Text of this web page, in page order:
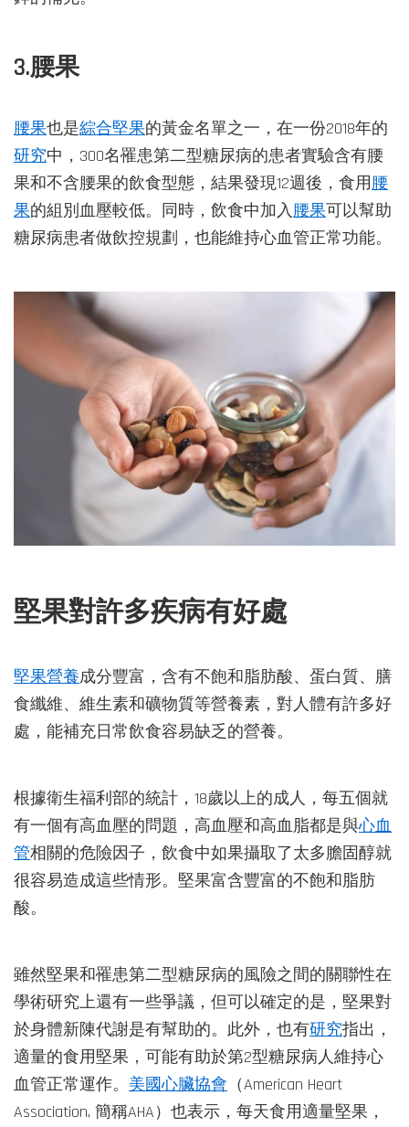
3.腰果
腰果也是綜合堅果的黃金名單之一，在一份2018年的
研究中，300名罹患第二型糖尿病的患者實驗含有腰
果和不含腰果的飲食型態，結果發現12週後，食用腰
果的組別血壓較低。同時，飲食中加入腰果可以幫助
糖尿病患者做飲控規劃，也能維持心血管正常功能。
堅果對許多疾病有好處
堅果營養成分豐富，含有不飽和脂肪酸、蛋白質、膳
食纖維、維生素和礦物質等營養素，對人體有許多好
處，能補充日常飲食容易缺乏的營養。
根據衛生福利部的統計，18歲以上的成人，每五個就
有一個有高血壓的問題，高血壓和高血脂都是與心血
管相關的危險因子，飲食中如果攝取了太多膽固醇就
很容易造成這些情形。堅果富含豐富的不飽和脂肪
酸。
雖然堅果和罹患第二型糖尿病的風險之間的關聯性在
學術研究上還有一些爭議，但可以確定的是，堅果對
於身體新陳代謝是有幫助的。此外，也有研究指出，
適量的食用堅果，可能有助於第2型糖尿病人維持心
血管正常運作。 美國心臟協會 （American Heart
Association, 簡稱AHA）也表示，每天食用適量堅果，